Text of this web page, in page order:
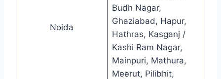
Noida
Budh Nagar,
Ghaziabad, Hapur,
Hathras, Kasganj /
Kashi Ram Nagar,
Mainpuri, Mathura,
Meerut, Pilibhit,